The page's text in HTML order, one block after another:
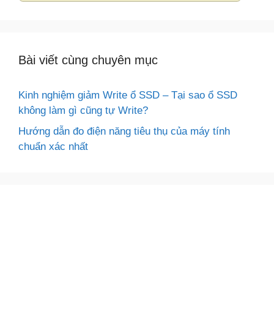
Bài viết cùng chuyên mục
Kinh nghiệm giảm Write ổ SSD – Tại sao ổ SSD
không làm gì cũng tự Write?
Hướng dẫn đo điện năng tiêu thụ của máy tính
chuẩn xác nhất